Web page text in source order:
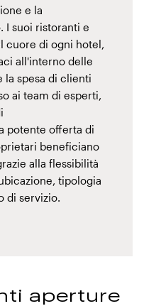
e la
I suoi ristoranti e
cuore di ogni hotel,
all'interno delle
la spesa di clienti
ai team di esperti,
potente offerta di
beneficiano
alla flessibilità
tipologia
di servizio.
aperture